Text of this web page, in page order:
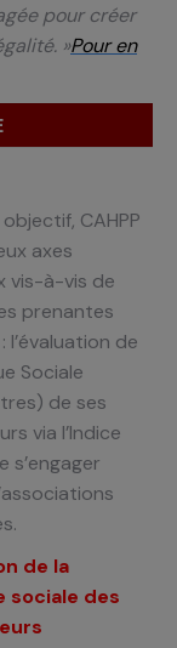
pour créer
»Pour en
CAHPP
axes
vis-à-vis de
prenantes
l’évaluation de
Sociale
de ses
via l’Indice
s’engager
de la
sociale des